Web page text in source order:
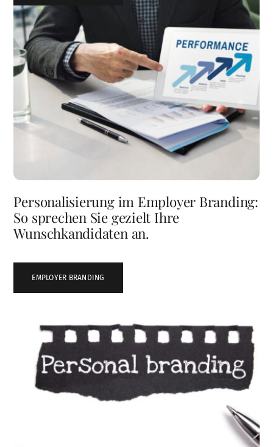
Personalisierung im Employer Branding:
So sprechen Sie gezielt Ihre
Wunschkandidaten an.
EMPLOYER BRANDING